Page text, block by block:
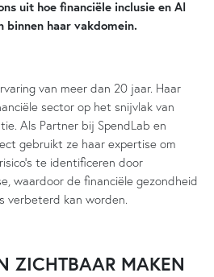
uit hoe financiële inclusie en AI
binnen haar vakdomein.
van meer dan 20 jaar. Haar
sector op het snijvlak van
Als Partner bij SpendLab en
gebruikt ze haar expertise om
te identificeren door
waardoor de financiële gezondheid
verbeterd kan worden.
ZICHTBAAR MAKEN